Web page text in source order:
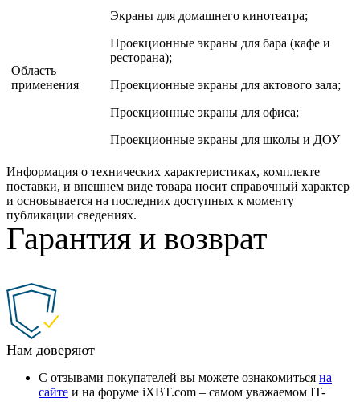
Область
применения
Экраны для домашнего кинотеатра;
Проекционные экраны для бара (кафе и
ресторана);
Проекционные экраны для актового зала;
Проекционные экраны для офиса;
Проекционные экраны для школы и ДОУ
Информация о технических характеристиках, комплекте
поставки, и внешнем виде товара носит справочный характер
и основывается на последних доступных к моменту
публикации сведениях.
Гарантия и возврат
Нам доверяют
С отзывами покупателей вы можете ознакомиться на
сайте и на форуме iXBT.com – самом уважаемом IT-